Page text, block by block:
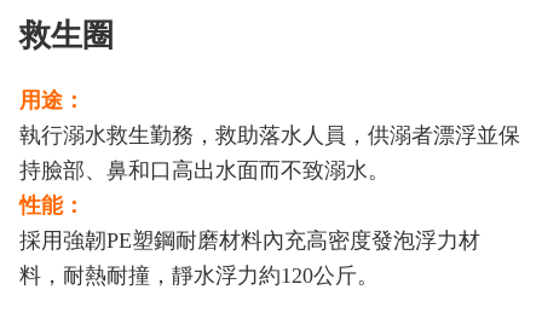
務
服
機
關
簡
介
宣
救生圈
用途：
執行溺水救生勤務，救助落水人員，供溺者漂浮並保
持臉部、鼻和口高出水面而不致溺水。
性能：
採用強韌PE塑鋼耐磨材料內充高密度發泡浮力材
料，耐熱耐撞，靜水浮力約120公斤。